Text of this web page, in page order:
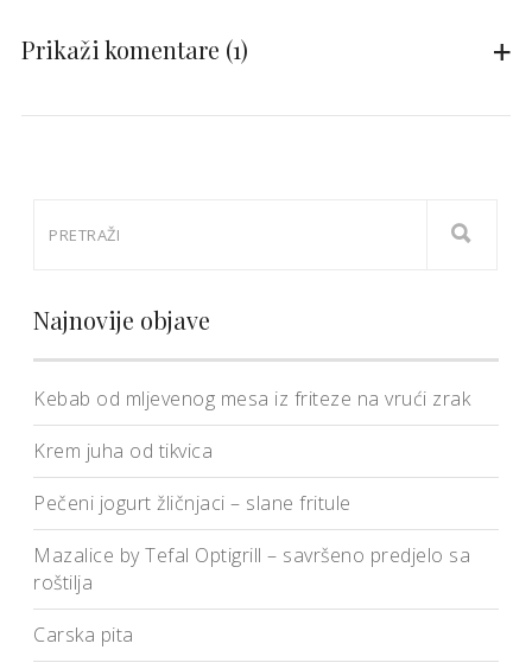
Prikaži komentare (1)
Najnovije objave
Kebab od mljevenog mesa iz friteze na vrući zrak
Krem juha od tikvica
Pečeni jogurt žličnjaci – slane fritule
Mazalice by Tefal Optigrill – savršeno predjelo sa
roštilja
Carska pita